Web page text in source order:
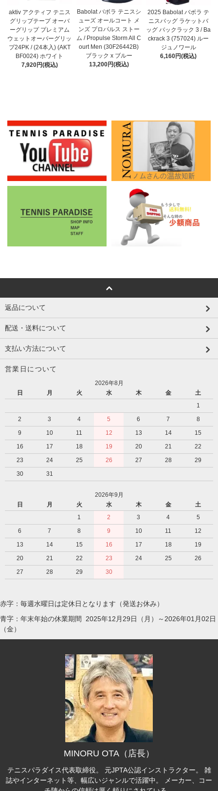
aktiv アクティフ テニス
グリップテープ オーバ
ーグリップ プレミアム
ウェットオーバーグリッ
プ24PK / (24本入) (AKT
BF0024) ホワイト
7,920円(税込)
Babolat バボラ テニスシ
ューズ オールコート メ
ンズ プロパルス ストー
ム / Propulse Storm All C
ourt Men (30F26442B)
ブラック x ブルー
13,200円(税込)
2025 Babolat バボラ テ
ニスバッグ ラケットバ
ッグ バックラック 3 / Ba
ckrack 3 (757024) ルー
ジュノワール
6,160円(税込)
返品について
配送・送料について
支払い方法について
営業日について
2026年8月
日
月 火 水 木 金
土
1
2
3 4 5 6 7
8
9
10 11 12 13 14
15
16
17 18 19 20 21
22
23
24 25 26 27 28
29
30
31
2026年9月
日
月 火 水 木 金
土
1
2 3 4
5
6
7 8 9 10 11
12
13
14 15 16 17 18
19
20
21 22 23 24 25
26
27
28 29 30
赤字：毎週水曜日は定休日となります（発送お休み）
青字：年末年始の休業期間 2025年12月29日（月）～2026年01月02日
（金）
MINORU OTA（店長）
テニスパラダイス代表取締役。 元JPTA公認インストラクター。 雑
誌やインターネット等、幅広いジャンルで活躍中。 メーカー、コー